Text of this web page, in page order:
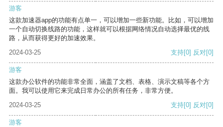
游客
这款加速器app的功能有点单一，可以增加一些新功能。比如，可以增加
一个自动切换线路的功能，这样就可以根据网络情况自动选择最优的线
路，从而获得更好的加速效果。
2024-03-25
支持[0] 反对[0]
游客
这款办公软件的功能非常全面，涵盖了文档、表格、演示文稿等各个方
面。我可以使用它来完成日常办公的所有任务，非常方便。
2024-03-25
支持[0] 反对[0]
游客